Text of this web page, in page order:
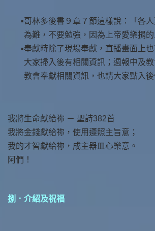
哥林多後書９章７節這樣說：「各
為難，不要勉強，因為上帝愛樂捐的
奉獻時除了現場奉獻，直播畫面上
大家掃入後有相關資訊；週報中及
教會奉獻相關資訊，也請大家點入後
我將生命獻給祢 － 聖詩382首
我將金錢獻給祢，使用遵照主旨意；
我的才智獻給祢，成主器皿心樂意。
阿們！
捌．介紹及祝福